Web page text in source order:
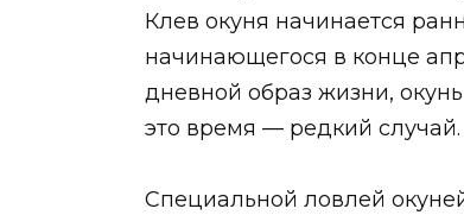
Клев окуня начинается
начинающегося в конце
дневной образ жизни,
это время — редкий случай.
Специальной ловлей